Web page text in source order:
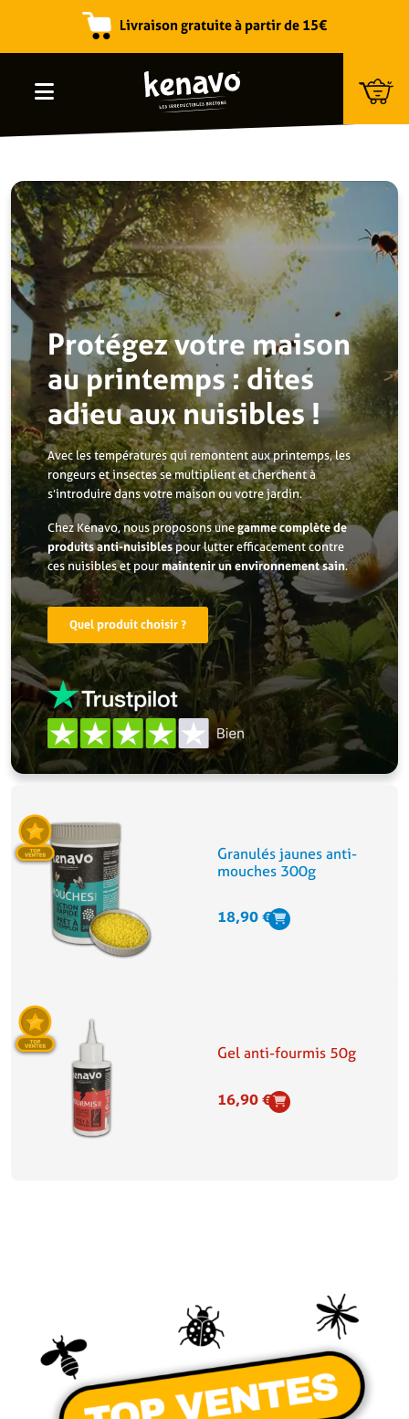
Protégez votre maison
au printemps : dites
adieu aux nuisibles !
Avec les températures qui remontent aux printemps, les
rongeurs et insectes se multiplient et cherchent à
s’introduire dans votre maison ou votre jardin.
Chez Kenavo, nous proposons unegamme complète de
produits anti-nuisiblespour lutter efficacement contre
ces nuisibles et pourmaintenir un environnement sain.
Quel produit choisir ?
Granulés jaunes anti-
mouches 300g
18,90€
Gel anti-fourmis 50g
16,90€
Livraison gratuite à partir de 15€